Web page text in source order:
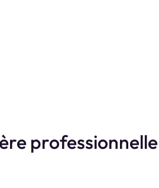
professionnelle